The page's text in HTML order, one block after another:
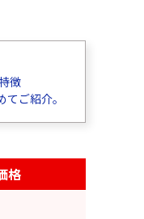
徴
ご紹介。
格